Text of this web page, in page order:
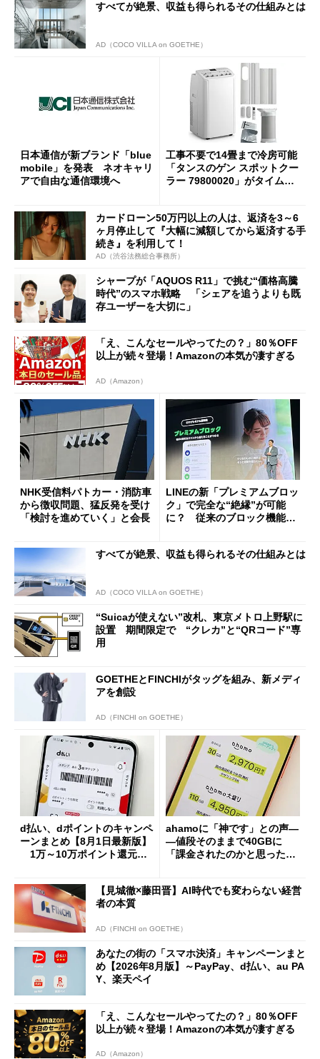
すべてが絶景、収益も得られるその仕組みとは
AD（COCO VILLA on GOETHE）
日本通信が新ブランド「blue
mobile」を発表 ネオキャリ
アで自由な通信環境へ
工事不要で14畳まで冷房可能
「タンスのゲン スポットクー
ラー 79800020」がタイムセ
カードローン50万円以上の人は、返済を3～6
ヶ月停止して『大幅に減額してから返済する手
続き』を利用して！
AD（渋谷法務総合事務所）
シャープが「AQUOS R11」で挑む“価格高騰
時代”のスマホ戦略 「シェアを追うよりも既
存ユーザーを大切に」
「え、こんなセールやってたの？」80％OFF
以上が続々登場！Amazonの本気が凄すぎる
AD（Amazon）
NHK受信料パトカー・消防車
から徴収問題、猛反発を受け
「検討を進めていく」と会長
LINEの新「プレミアムブロッ
ク」で完全な“絶縁”が可能
に？ 従来のブロック機能と
すべてが絶景、収益も得られるその仕組みとは
AD（COCO VILLA on GOETHE）
“Suicaが使えない”改札、東京メトロ上野駅に
設置 期間限定で “クレカ”と“QRコード”専
用
GOETHEとFINCHIがタッグを組み、新メディ
アを創設
AD（FINCHI on GOETHE）
d払い、dポイントのキャンペ
ーンまとめ【8月1日最新版】
1万～10万ポイント還元の
ahamoに「神です」との声―
―値段そのままで40GBに
「課金されたのかと思った」
【見城徹×藤田晋】AI時代でも変わらない経営
者の本質
AD（FINCHI on GOETHE）
あなたの街の「スマホ決済」キャンペーンまと
め【2026年8月版】～PayPay、d払い、au PA
Y、楽天ペイ
「え、こんなセールやってたの？」80％OFF
以上が続々登場！Amazonの本気が凄すぎる
AD（Amazon）